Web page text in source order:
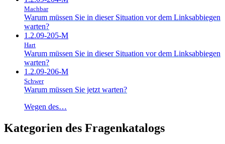
Machbar
Warum müssen Sie in dieser Situation vor dem Linksabbiegen
warten?
1.2.09-205-M
Hart
Warum müssen Sie in dieser Situation vor dem Linksabbiegen
warten?
1.2.09-206-M
Schwer
Warum müssen Sie jetzt warten?
Wegen des…
Kategorien des Fragenkatalogs